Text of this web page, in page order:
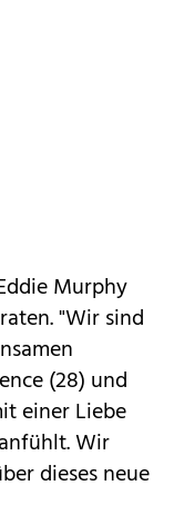
Murphy
"Wir sind
(28) und
einer Liebe
Wir
dieses neue